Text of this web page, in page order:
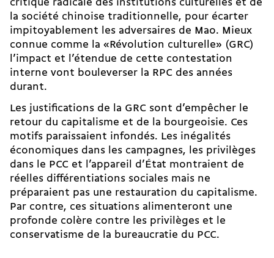
critique radicale des institutions culturelles et de
la société chinoise traditionnelle, pour écarter
impitoyablement les adversaires de Mao. Mieux
connue comme la «Révolution culturelle» (GRC)
l’impact et l’étendue de cette contestation
interne vont bouleverser la RPC des années
durant.
Les justifications de la GRC sont d’empêcher le
retour du capitalisme et de la bourgeoisie. Ces
motifs paraissaient infondés. Les inégalités
économiques dans les campagnes, les privilèges
dans le PCC et l’appareil d’État montraient de
réelles différentiations sociales mais ne
préparaient pas une restauration du capitalisme.
Par contre, ces situations alimenteront une
profonde colère contre les privilèges et le
conservatisme de la bureaucratie du PCC.